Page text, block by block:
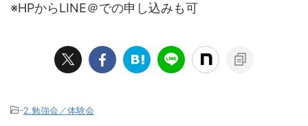
※HPからLINE＠での申し込みも可
-2.勉強会／体験会